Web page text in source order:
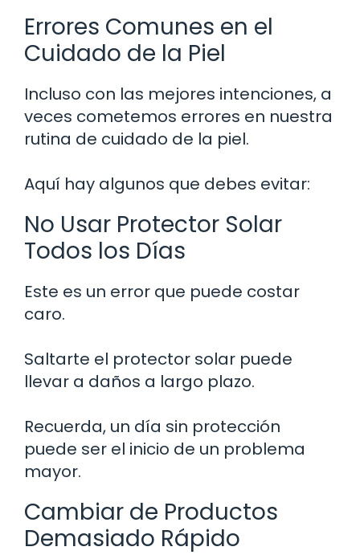
Errores Comunes en el
Cuidado de la Piel
Incluso con las mejores intenciones, a
veces cometemos errores en nuestra
rutina de cuidado de la piel.
Aquí hay algunos que debes evitar:
No Usar Protector Solar
Todos los Días
Este es un error que puede costar
caro.
Saltarte el protector solar puede
llevar a daños a largo plazo.
Recuerda, un día sin protección
puede ser el inicio de un problema
mayor.
Cambiar de Productos
Demasiado Rápido